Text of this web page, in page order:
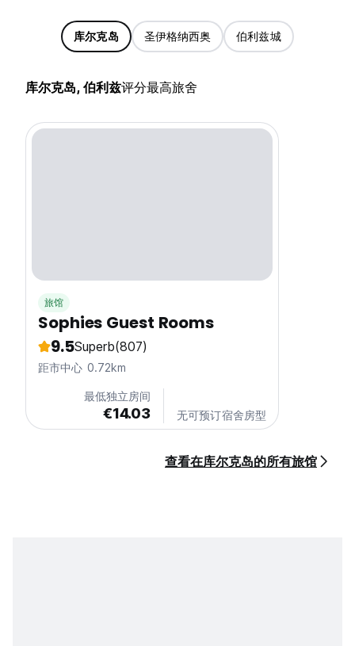
库尔克岛 圣伊格纳西奥 伯利兹城
库尔克岛, 伯利兹评分最高旅舍
旅馆
Sophies Guest Rooms
9.5Superb(807)
距市中心 0.72km
最低独立房间
€14.03 无可预订宿舍房型
查看在库尔克岛的所有旅馆